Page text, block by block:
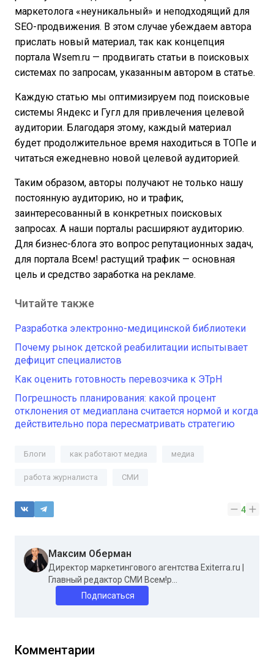
маркетолога «неуникальный» и неподходящий для
SEO-продвижения. В этом случае убеждаем автора
прислать новый материал, так как концепция
портала Wsem.ru — продвигать статьи в поисковых
системах по запросам, указанным автором в статье.
Каждую статью мы оптимизируем под поисковые
системы Яндекс и Гугл для привлечения целевой
аудитории. Благодаря этому, каждый материал
будет продолжительное время находиться в ТОПе и
читаться ежедневно новой целевой аудиторией.
Таким образом, авторы получают не только нашу
постоянную аудиторию, но и трафик,
заинтересованный в конкретных поисковых
запросах. А наши порталы расширяют аудиторию.
Для бизнес-блога это вопрос репутационных задач,
для портала Всем! растущий трафик — основная
цель и средство заработка на рекламе.
Читайте также
Разработка электронно-медицинской библиотеки
Почему рынок детской реабилитации испытывает
дефицит специалистов
Как оценить готовность перевозчика к ЭТрН
Погрешность планирования: какой процент
отклонения от медиаплана считается нормой и когда
действительно пора пересматривать стратегию
Блоги как работают медиа медиа
работа журналиста СМИ
4
Максим Оберман
Директор маркетингового агентства Exiterra.ru |
Главный редактор СМИ Всем!р...
Подписаться
Комментарии